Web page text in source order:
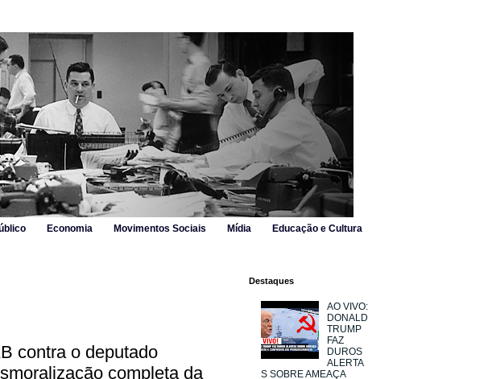
Economia Movimentos Sociais Mídia Educação e Cultura
contra o deputado
completa da
Destaques
AO VIVO:
DONALD
TRUMP
FAZ
DUROS
ALERTA
S SOBRE AMEAÇA